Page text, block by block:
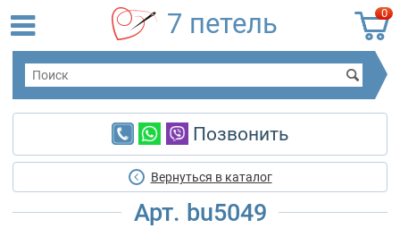
0
7 петель
Позвонить
Вернуться в каталог
Арт. bu5049